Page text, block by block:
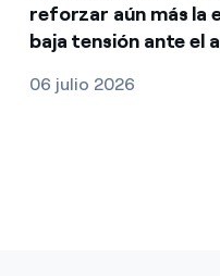
reforzar aún más la
baja tensión ante el
06 julio 2026